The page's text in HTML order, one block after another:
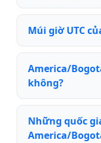
Múi giờ UTC
America/
không?
Những quốc
America/